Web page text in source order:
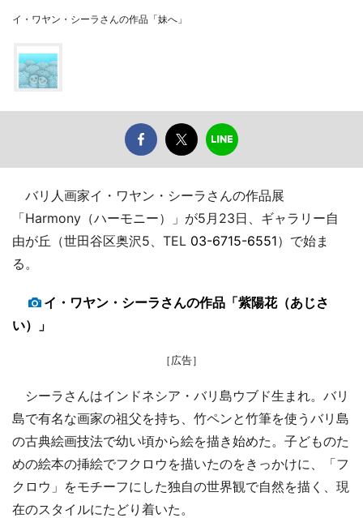
イ・ワヤン・シーラさんの作品「妹へ」
バリ人画家イ・ワヤン・シーラさんの作品展
「Harmony（ハーモニー）」が5月23日、ギャラリー自
由が丘（世田谷区奥沢5、TEL 03-6715-6551）で始ま
る。
イ・ワヤン・シーラさんの作品「紫陽花（あじさ
い）」
［広告］
シーラさんはインドネシア・バリ島ウブド生まれ。バリ
島で有名な画家の祖父を持ち、竹ペンと竹筆を使うバリ島
の古典絵画技法で幼い頃から絵を描き始めた。子どものた
めの絵本の挿絵でフクロウを描いたのをきっかけに、「フ
クロウ」をモチーフにした独自の世界観で自然を描く、現
在のスタイルにたどり着いた。